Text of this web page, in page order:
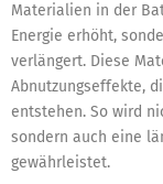
Materialien in der
Energie erhöht,
verlängert. Diese
Abnutzungseffekte,
entstehen. So wird
sondern auch eine
gewährleistet.